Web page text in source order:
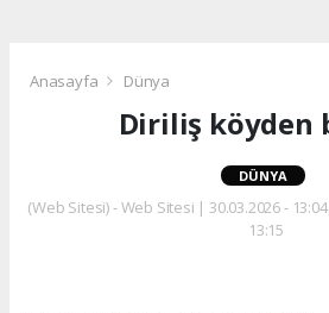
Anasayfa Dünya
Diriliş köyden
DÜNYA
(Web Sitesi) - Web Sitesi | 30.03.2026 -
13:15